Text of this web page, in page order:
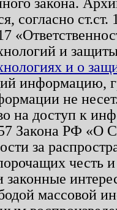
согласно
и
и о
информацию,
не
на доступ к
Закона РФ «О
за
честь
массовой